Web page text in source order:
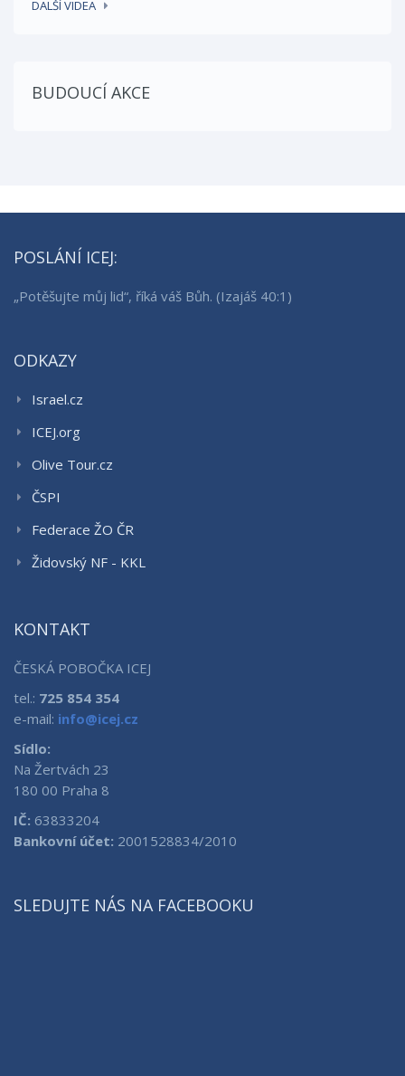
DALŠÍ VIDEA
BUDOUCÍ AKCE
POSLÁNÍ ICEJ:
„Potěšujte můj lid“, říká váš Bůh. (Izajáš 40:1)
ODKAZY
Israel.cz
ICEJ.org
Olive Tour.cz
ČSPI
Federace ŽO ČR
Židovský NF - KKL
KONTAKT
ČESKÁ POBOČKA ICEJ
tel.: 725 854 354
e-mail: info@icej.cz
Sídlo:
Na Žertvách 23
180 00 Praha 8
IČ: 63833204
Bankovní účet: 2001528834/2010
SLEDUJTE NÁS NA FACEBOOKU